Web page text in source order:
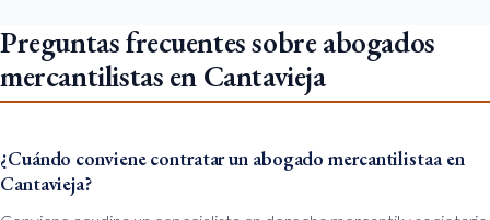
Preguntas frecuentes sobre abogados
mercantilistas en Cantavieja
¿Cuándo conviene contratar un abogado mercantilistaa en
Cantavieja?